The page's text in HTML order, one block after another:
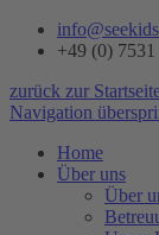
+49 (0)
zurück zur
Navigation
Home
Über uns
Über